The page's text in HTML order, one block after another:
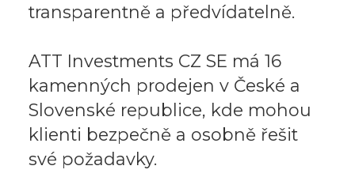
transparentně a předvídatelně.
ATT Investments CZ SE má 16
kamenných prodejen v České a
Slovenské republice, kde mohou
klienti bezpečně a osobně řešit
své požadavky.